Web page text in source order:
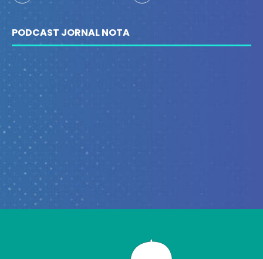
PODCAST JORNAL NOTA